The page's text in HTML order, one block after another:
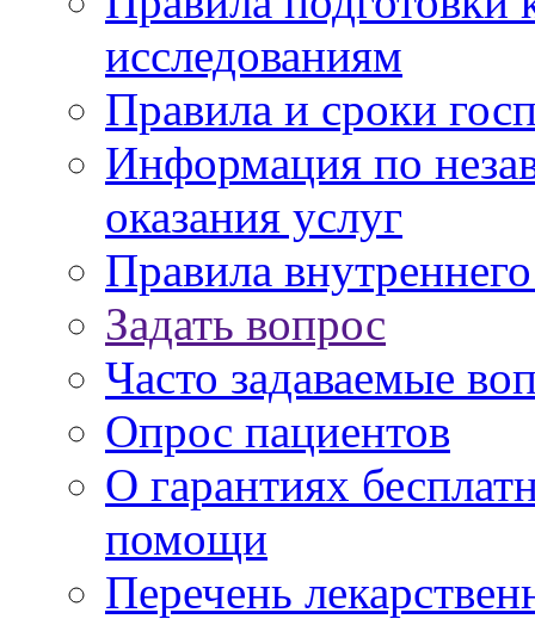
исследованиям
Правила и сроки
Информация по
оказания услуг
Правила
Задать вопрос
Часто задаваемые
Опрос пациентов
О гарантиях
помощи
Перечень